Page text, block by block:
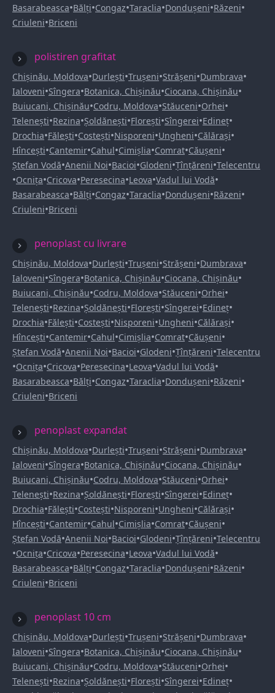
Basarabeasca•Bălți•Congaz•Taraclia•Dondușeni•Răzeni•
Criuleni•Briceni
polistiren grafitat
Chișinău, Moldova•Durlești•Trușeni•Strășeni•Dumbrava•
Ialoveni•Sîngera•Botanica, Chișinău•Ciocana, Chișinău•
Buiucani, Chișinău•Codru, Moldova•Stăuceni•Orhei•
Telenești•Rezina•Șoldănești•Florești•Sîngerei•Edineț•
Drochia•Fălești•Costești•Nisporeni•Ungheni•Călărași•
Hîncești•Cantemir•Cahul•Cimișlia•Comrat•Căușeni•
Ștefan Vodă•Anenii Noi•Bacioi•Glodeni•Țînțăreni•Telecentru
•Ocnița•Cricova•Peresecina•Leova•Vadul lui Vodă•
Basarabeasca•Bălți•Congaz•Taraclia•Dondușeni•Răzeni•
Criuleni•Briceni
penoplast cu livrare
Chișinău, Moldova•Durlești•Trușeni•Strășeni•Dumbrava•
Ialoveni•Sîngera•Botanica, Chișinău•Ciocana, Chișinău•
Buiucani, Chișinău•Codru, Moldova•Stăuceni•Orhei•
Telenești•Rezina•Șoldănești•Florești•Sîngerei•Edineț•
Drochia•Fălești•Costești•Nisporeni•Ungheni•Călărași•
Hîncești•Cantemir•Cahul•Cimișlia•Comrat•Căușeni•
Ștefan Vodă•Anenii Noi•Bacioi•Glodeni•Țînțăreni•Telecentru
•Ocnița•Cricova•Peresecina•Leova•Vadul lui Vodă•
Basarabeasca•Bălți•Congaz•Taraclia•Dondușeni•Răzeni•
Criuleni•Briceni
penoplast expandat
Chișinău, Moldova•Durlești•Trușeni•Strășeni•Dumbrava•
Ialoveni•Sîngera•Botanica, Chișinău•Ciocana, Chișinău•
Buiucani, Chișinău•Codru, Moldova•Stăuceni•Orhei•
Telenești•Rezina•Șoldănești•Florești•Sîngerei•Edineț•
Drochia•Fălești•Costești•Nisporeni•Ungheni•Călărași•
Hîncești•Cantemir•Cahul•Cimișlia•Comrat•Căușeni•
Ștefan Vodă•Anenii Noi•Bacioi•Glodeni•Țînțăreni•Telecentru
•Ocnița•Cricova•Peresecina•Leova•Vadul lui Vodă•
Basarabeasca•Bălți•Congaz•Taraclia•Dondușeni•Răzeni•
Criuleni•Briceni
penoplast 10 cm
Chișinău, Moldova•Durlești•Trușeni•Strășeni•Dumbrava•
Ialoveni•Sîngera•Botanica, Chișinău•Ciocana, Chișinău•
Buiucani, Chișinău•Codru, Moldova•Stăuceni•Orhei•
Telenești•Rezina•Șoldănești•Florești•Sîngerei•Edineț•